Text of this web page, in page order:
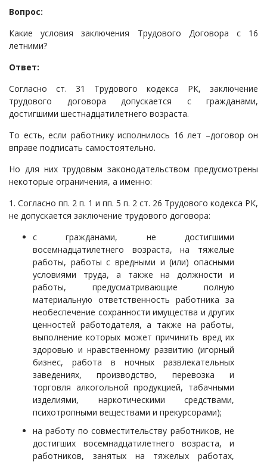
Интернет и право
Взыскание долга
Государственные закупки
Предварительный квалификационный отбор «Самрук-
Қазына» (ПКО)
Некоммерческие организации
Лицензирование (разрешения и уведомления)
Исполнительное производство
Судопроизводство
Ответы государственных органов
Вопрос:
Какие условия заключения Трудового Договора с 16
летними?
Ответ:
Согласно ст. 31 Трудового кодекса РК, заключение
трудового договора допускается с гражданами,
достигшими шестнадцатилетнего возраста.
То есть, если работнику исполнилось 16 лет –договор он
вправе подписать самостоятельно.
Но для них трудовым законодательством предусмотрены
некоторые ограничения, а именно:
1. Согласно пп. 2 п. 1 и пп. 5 п. 2 ст. 26 Трудового кодекса РК,
не допускается заключение трудового договора:
с гражданами, не достигшими
восемнадцатилетнего возраста, на тяжелые
работы, работы с вредными и (или) опасными
условиями труда, а также на должности и
работы, предусматривающие полную
материальную ответственность работника за
необеспечение сохранности имущества и других
ценностей работодателя, а также на работы,
выполнение которых может причинить вред их
здоровью и нравственному развитию (игорный
бизнес, работа в ночных развлекательных
заведениях, производство, перевозка и
торговля алкогольной продукцией, табачными
изделиями, наркотическими средствами,
психотропными веществами и прекурсорами);
на работу по совместительству работников, не
достигших восемнадцатилетнего возраста, и
работников, занятых на тяжелых работах,